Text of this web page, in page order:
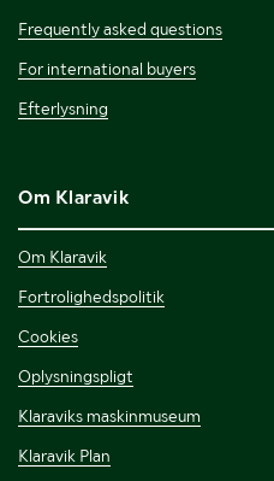
Frequently asked questions
For international buyers
Efterlysning
Om Klaravik
Om Klaravik
Fortrolighedspolitik
Cookies
Oplysningspligt
Klaraviks maskinmuseum
Klaravik Plan